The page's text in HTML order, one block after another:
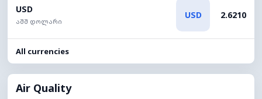
USD
აშშ დოლარი
USD 2.6210
All currencies
Air Quality